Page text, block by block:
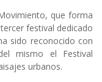
que forma
festival dedicado
sido reconocido con
mismo el Festival
urbanos.